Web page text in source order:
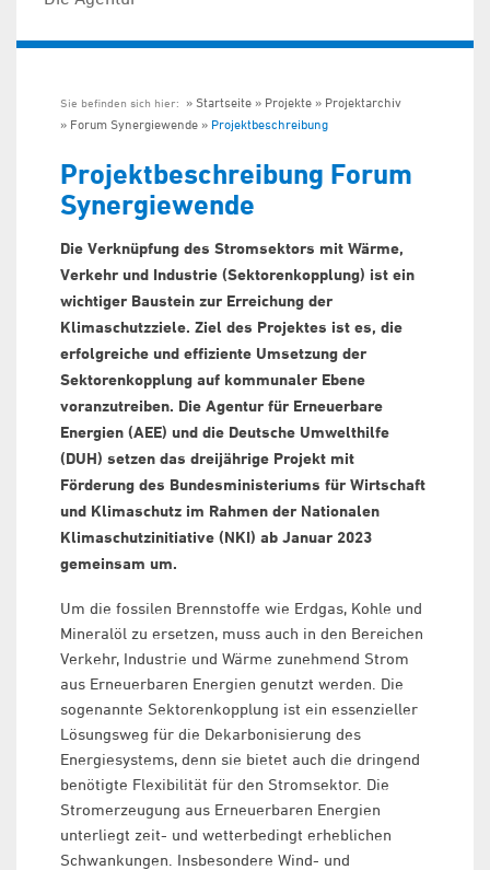
Sie befinden sich hier: Startseite Projekte
Projektarchiv
Forum Synergiewende
Projektbeschreibung
Projektbeschreibung Forum
Synergiewende
Die Verknüpfung des Stromsektors mit Wärme,
Verkehr und Industrie (Sektorenkopplung) ist ein
wichtiger Baustein zur Erreichung der
Klimaschutzziele. Ziel des Projektes ist es, die
erfolgreiche und effiziente Umsetzung der
Sektorenkopplung auf kommunaler Ebene
voranzutreiben. Die Agentur für Erneuerbare
Energien (AEE) und die Deutsche Umwelthilfe
(DUH) setzen das dreijährige Projekt mit
Förderung des Bundesministeriums für Wirtschaft
und Klimaschutz im Rahmen der Nationalen
Klimaschutzinitiative (NKI) ab Januar 2023
gemeinsam um.
Um die fossilen Brennstoffe wie Erdgas, Kohle und
Mineralöl zu ersetzen, muss auch in den Bereichen
Verkehr, Industrie und Wärme zunehmend Strom
aus Erneuerbaren Energien genutzt werden. Die
sogenannte Sektorenkopplung ist ein essenzieller
Lösungsweg für die Dekarbonisierung des
Energiesystems, denn sie bietet auch die dringend
benötigte Flexibilität für den Stromsektor. Die
Stromerzeugung aus Erneuerbaren Energien
unterliegt zeit- und wetterbedingt erheblichen
Schwankungen. Insbesondere Wind- und